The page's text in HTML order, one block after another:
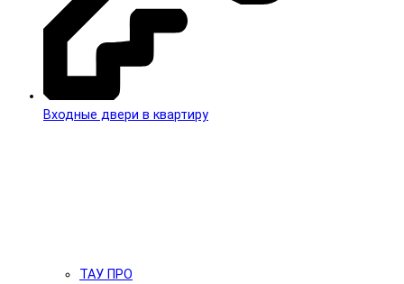
Входные двери в квартиру
ТАУ ПРО